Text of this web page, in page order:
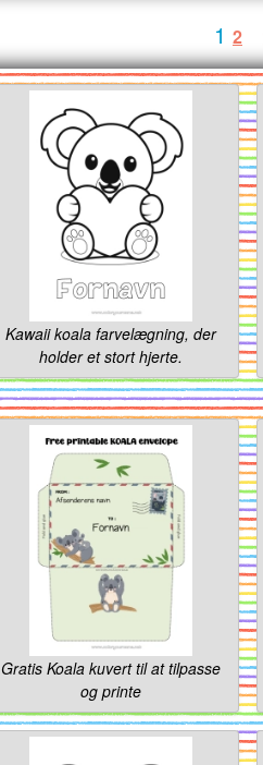
1 2
Kawaii koala farvelægning, der
holder et stort hjerte.
Gratis Koala kuvert til at tilpasse
og printe